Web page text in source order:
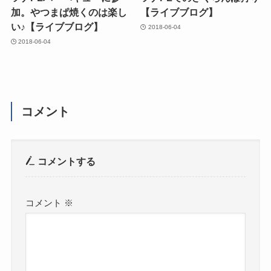
加。やつまぱ焼くのは楽し
い♪【ライブブログ】
2018-06-04
【ライブブログ】
2018-06-04
コメント
コメントする
コメント ※